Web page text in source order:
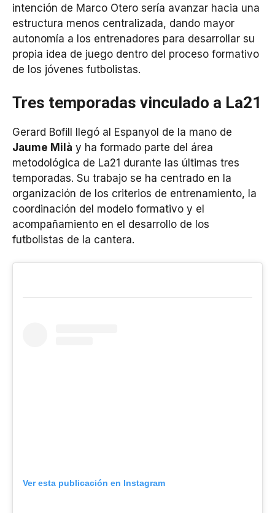
intención de Marco Otero sería avanzar hacia una
estructura menos centralizada, dando mayor
autonomía a los entrenadores para desarrollar su
propia idea de juego dentro del proceso formativo
de los jóvenes futbolistas.
Tres temporadas vinculado a La21
Gerard Bofill llegó al Espanyol de la mano de
Jaume Milà y ha formado parte del área
metodológica de La21 durante las últimas tres
temporadas. Su trabajo se ha centrado en la
organización de los criterios de entrenamiento, la
coordinación del modelo formativo y el
acompañamiento en el desarrollo de los
futbolistas de la cantera.
Ver esta publicación en Instagram